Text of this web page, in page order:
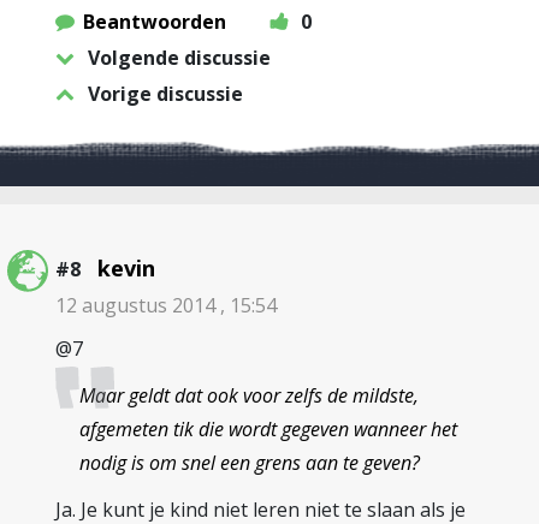
Beantwoorden
0
Volgende discussie
Vorige discussie
#8 kevin
12 augustus 2014 , 15:54
@7
Maar geldt dat ook voor zelfs de mildste,
afgemeten tik die wordt gegeven wanneer het
nodig is om snel een grens aan te geven?
Ja. Je kunt je kind niet leren niet te slaan als je